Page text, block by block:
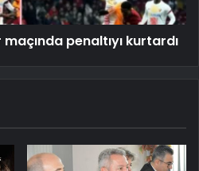
penaltıyı kurtardı